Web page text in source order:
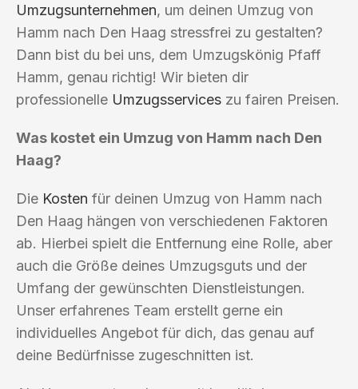
Umzugsunternehmen, um deinen Umzug von
Hamm nach Den Haag stressfrei zu gestalten?
Dann bist du bei uns, dem Umzugskönig Pfaff
Hamm, genau richtig! Wir bieten dir
professionelle Umzugsservices zu fairen Preisen.
Was kostet ein Umzug von Hamm nach Den
Haag?
Die Kosten für deinen Umzug von Hamm nach
Den Haag hängen von verschiedenen Faktoren
ab. Hierbei spielt die Entfernung eine Rolle, aber
auch die Größe deines Umzugsguts und der
Umfang der gewünschten Dienstleistungen.
Unser erfahrenes Team erstellt gerne ein
individuelles Angebot für dich, das genau auf
deine Bedürfnisse zugeschnitten ist.